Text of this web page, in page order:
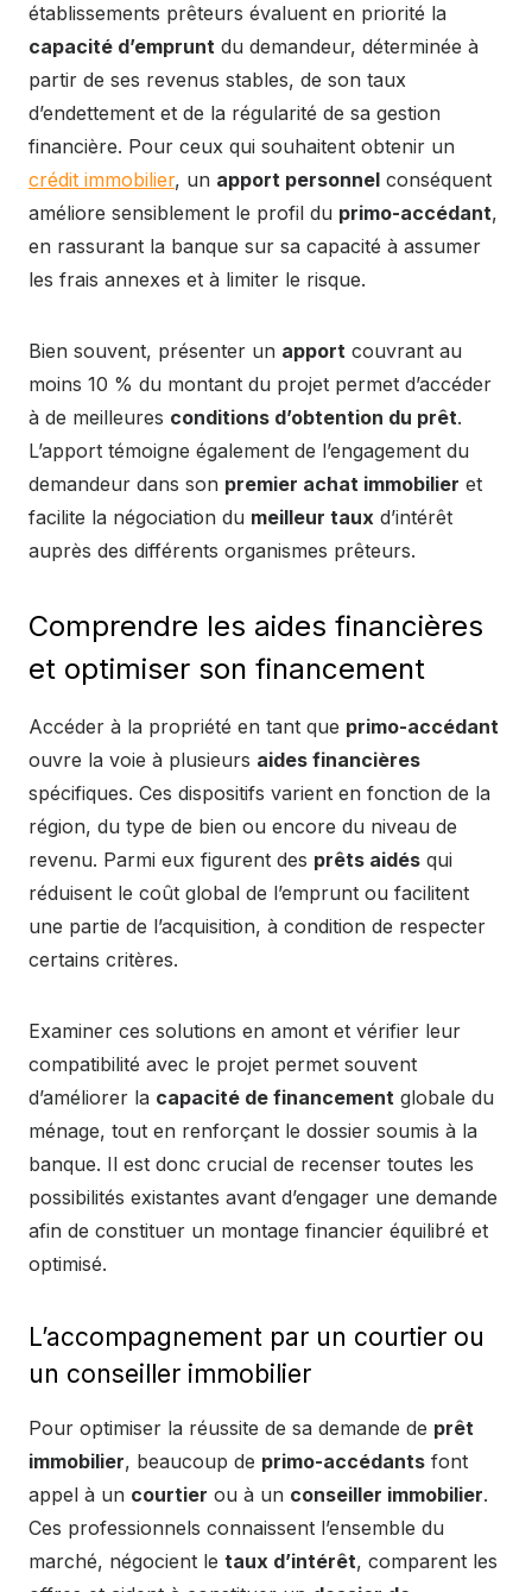
établissements prêteurs évaluent en priorité la
capacité d’emprunt du demandeur, déterminée à
partir de ses revenus stables, de son taux
d’endettement et de la régularité de sa gestion
financière. Pour ceux qui souhaitent obtenir un
crédit immobilier, un apport personnel conséquent
améliore sensiblement le profil du primo-accédant,
en rassurant la banque sur sa capacité à assumer
les frais annexes et à limiter le risque.
Bien souvent, présenter un apport couvrant au
moins 10 % du montant du projet permet d’accéder
à de meilleures conditions d’obtention du prêt.
L’apport témoigne également de l’engagement du
demandeur dans son premier achat immobilier et
facilite la négociation du meilleur taux d’intérêt
auprès des différents organismes prêteurs.
Comprendre les aides financières
et optimiser son financement
Accéder à la propriété en tant que primo-accédant
ouvre la voie à plusieurs aides financières
spécifiques. Ces dispositifs varient en fonction de la
région, du type de bien ou encore du niveau de
revenu. Parmi eux figurent des prêts aidés qui
réduisent le coût global de l’emprunt ou facilitent
une partie de l’acquisition, à condition de respecter
certains critères.
Examiner ces solutions en amont et vérifier leur
compatibilité avec le projet permet souvent
d’améliorer la capacité de financement globale du
ménage, tout en renforçant le dossier soumis à la
banque. Il est donc crucial de recenser toutes les
possibilités existantes avant d’engager une demande
afin de constituer un montage financier équilibré et
optimisé.
L’accompagnement par un courtier ou
un conseiller immobilier
Pour optimiser la réussite de sa demande de prêt
immobilier, beaucoup de primo-accédants font
appel à un courtier ou à un conseiller immobilier.
Ces professionnels connaissent l’ensemble du
marché, négocient le taux d’intérêt, comparent les